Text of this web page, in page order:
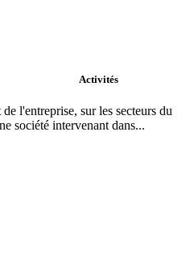
Activités
l'entreprise, sur les secteurs du
société intervenant dans...